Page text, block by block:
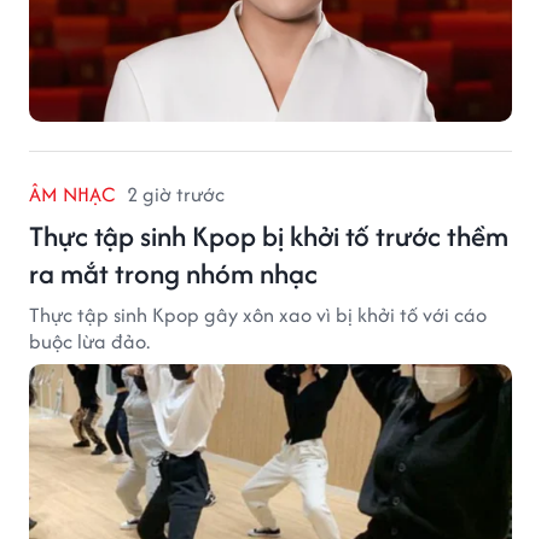
ÂM NHẠC 2 giờ trước
Thực tập sinh Kpop bị khởi tố trước thềm
ra mắt trong nhóm nhạc
Thực tập sinh Kpop gây xôn xao vì bị khởi tố với cáo
buộc lừa đảo.